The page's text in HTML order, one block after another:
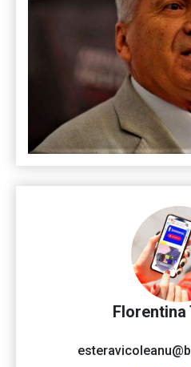
Florentina